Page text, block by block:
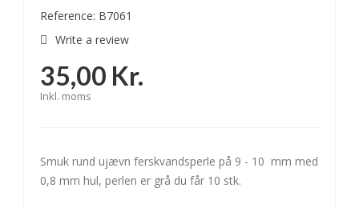
Reference: B7061
Write a review
35,00 Kr.
Inkl. moms
Smuk rund ujævn ferskvandsperle på 9 - 10 mm med
0,8 mm hul, perlen er grå du får 10 stk.